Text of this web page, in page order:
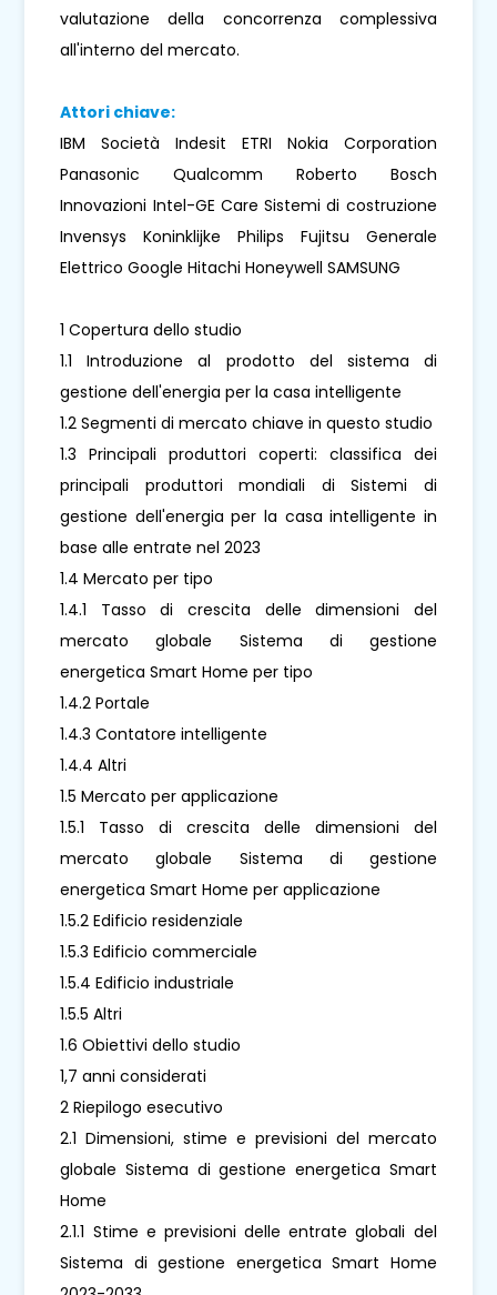
valutazione della concorrenza complessiva
all'interno del mercato.
Attori chiave:
IBM Società Indesit ETRI Nokia Corporation
Panasonic Qualcomm Roberto Bosch
Innovazioni Intel-GE Care Sistemi di costruzione
Invensys Koninklijke Philips Fujitsu Generale
Elettrico Google Hitachi Honeywell SAMSUNG
1 Copertura dello studio
1.1 Introduzione al prodotto del sistema di
gestione dell'energia per la casa intelligente
1.2 Segmenti di mercato chiave in questo studio
1.3 Principali produttori coperti: classifica dei
principali produttori mondiali di Sistemi di
gestione dell'energia per la casa intelligente in
base alle entrate nel 2023
1.4 Mercato per tipo
1.4.1 Tasso di crescita delle dimensioni del
mercato globale Sistema di gestione
energetica Smart Home per tipo
1.4.2 Portale
1.4.3 Contatore intelligente
1.4.4 Altri
1.5 Mercato per applicazione
1.5.1 Tasso di crescita delle dimensioni del
mercato globale Sistema di gestione
energetica Smart Home per applicazione
1.5.2 Edificio residenziale
1.5.3 Edificio commerciale
1.5.4 Edificio industriale
1.5.5 Altri
1.6 Obiettivi dello studio
1,7 anni considerati
2 Riepilogo esecutivo
2.1 Dimensioni, stime e previsioni del mercato
globale Sistema di gestione energetica Smart
Home
2.1.1 Stime e previsioni delle entrate globali del
Sistema di gestione energetica Smart Home